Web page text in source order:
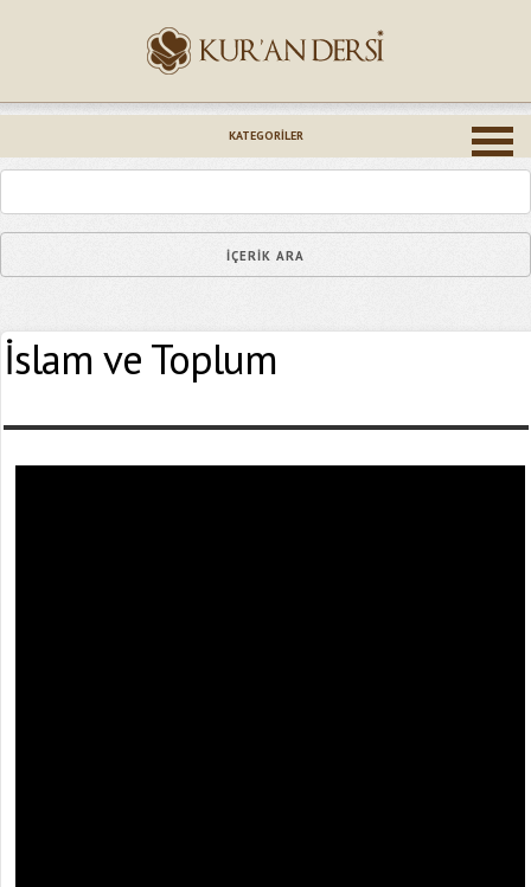
KATEGORILER
İslam ve Toplum
Epostanız (*)
Yaşadığınız Hatanın Ayrıntıları